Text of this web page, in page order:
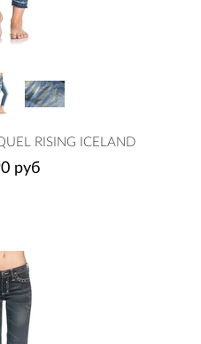
RISING ICELAND
руб